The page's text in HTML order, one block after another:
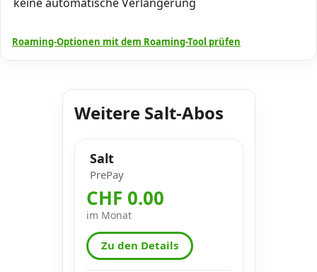
Roaming-Optionen mit dem Roaming-Tool prüfen
Weitere Salt-Abos
Salt
PrePay
CHF 0.00
im Monat
Zu den Details